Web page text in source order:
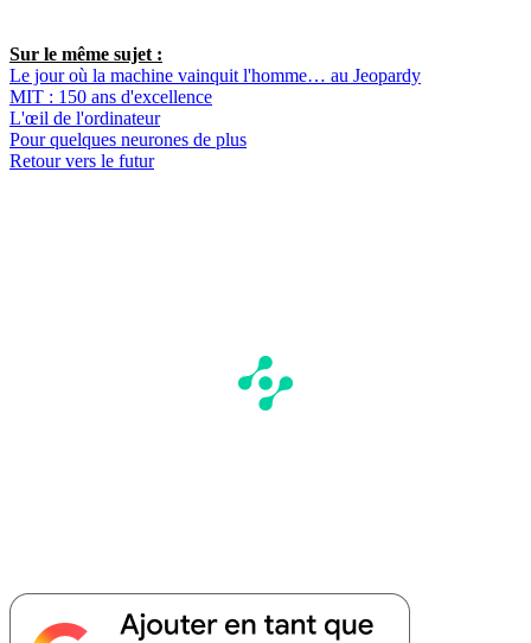
Sur le même sujet :
Le jour où la machine vainquit l'homme… au Jeopardy
MIT : 150 ans d'excellence
L'œil de l'ordinateur
Pour quelques neurones de plus
Retour vers le futur